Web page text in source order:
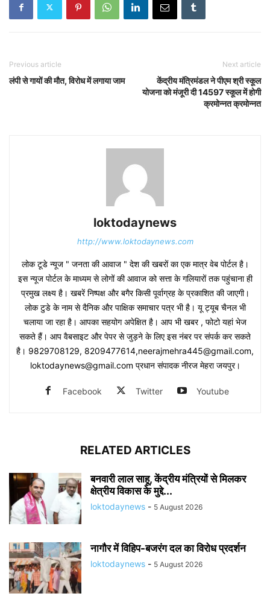
Previous article
लंपी से गायों की मौत, विरोध में लगाया जाम
Next article
केंद्रीय मंत्रिमंडल ने पीएम श्री स्कूल
योजना को मंजूरी दी 14597 स्कूल में होगी
क्रमोन्नत क्रमोन्नत
loktodaynews
http://www.loktodaynews.com
लोक टूडे न्यूज " जनता की आवाज " देश की खबरों का एक मात्र वेब पोर्टल है।
इस न्यूज पोर्टल के माध्यम से लोगों की आवाज को सत्ता के गलियारों तक पहुंचाना ही
प्रमुख लक्ष्य है। खबरें निष्पक्ष और बगैर किसी पूर्वाग्रह के प्रकाशित की जाएगी।
लोक टुडे के नाम से दैनिक और पाक्षिक समाचार पत्र भी है। यू ट्यूब चैनल भी
चलाया जा रहा है। आपका सहयोग अपेक्षित है। आप भी खबर , फोटो यहां भेज
सकते हैं। आप वैबसाइट और पेपर से जुड़ने के लिए इस नंबर पर संपर्क कर सकते
है। 9829708129, 8209477614,neerajmehra445@gmail.com,
loktodaynews@gmail.com प्रधान संपादक नीरज मेहरा जयपुर।
Facebook Twitter Youtube
RELATED ARTICLES
बनवारी लाल साहू, केंद्रीय मंत्रियों से मिलकर
क्षेत्रीय विकास के मुद्दे...
loktodaynews - 5 August 2026
नागौर में विहिप-बजरंग दल का विरोध प्रदर्शन
loktodaynews - 5 August 2026